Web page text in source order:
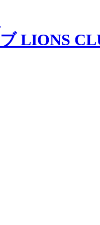
LIONS